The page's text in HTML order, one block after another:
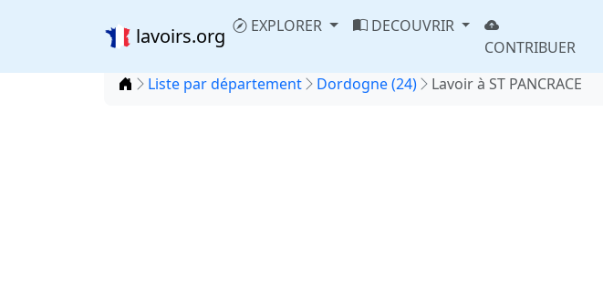
lavoirs.org EXPLORER
DECOUVRIR
CONTRIBUER
Accueil
Liste par département Dordogne (24) Lavoir à ST PANCRACE